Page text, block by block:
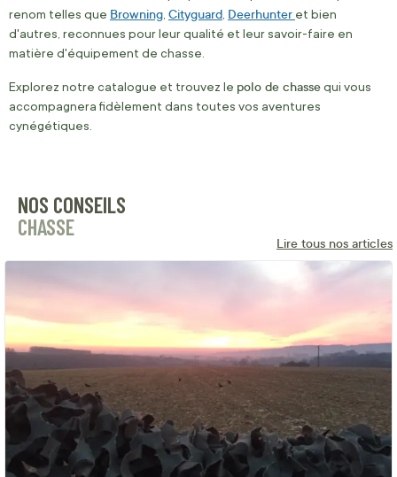
renom telles que Browning, Cityguard, Deerhunter et bien
d'autres, reconnues pour leur qualité et leur savoir-faire en
matière d'équipement de chasse.
Explorez notre catalogue et trouvez le polo de chassequi vous
accompagnera fidèlement dans toutes vos aventures
cynégétiques.
NOS CONSEILS
CHASSE
Lire tous nos articles